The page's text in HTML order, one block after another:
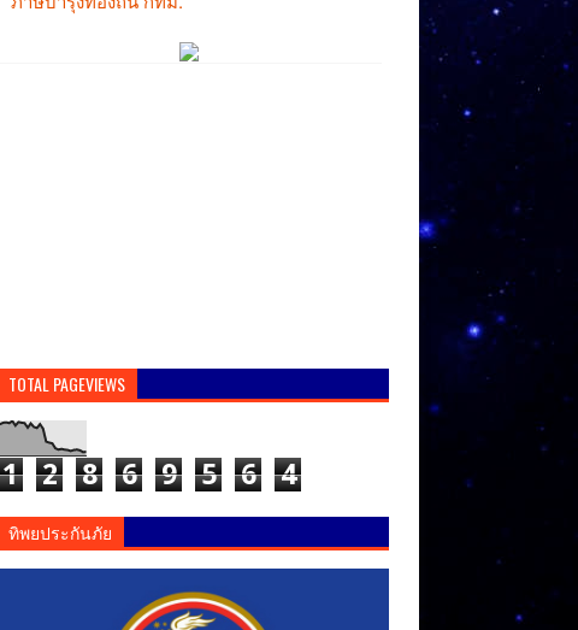
TOTAL PAGEVIEWS
1 2 8 6 9 5 6 4
ทิพยประกันภัย